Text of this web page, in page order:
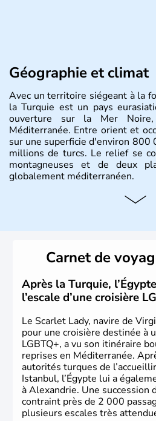
Géographie et climat
Avec un territoire siégeant à la
la Turquie est un pays
ouverture sur la Mer
Méditerranée. Entre orient et
sur une superficie d'environ 800
millions de turcs. Le relief se
montagneuses et de deux
globalement méditerranéen.
Histoire et
qui constitueront en 1299 les
ottoman. Après avoir
orientale au territoire turc, la
le 29 octobre 1923. Ankara
titre de capitale du pays.
Carnet de
Après la Turquie,
l’escale d’une croisière
Le Scarlet Lady, navire de
pour une croisière destinée à
LGBTQ+, a vu son itinéraire
reprises en Méditerranée.
autorités turques de
Istanbul, l’Égypte lui a
à Alexandrie. Une succession
contraint près de 2 000
plusieurs escales très